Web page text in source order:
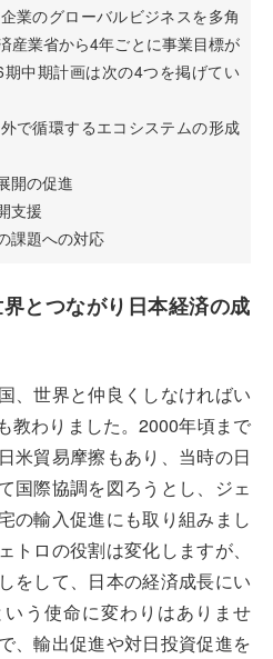
業のグローバルビジネスを多角
産業省から4年ごとに事業目標が
中期計画は次の4つを掲げてい
で循環するエコシステムの形成
開の促進
支援
課題への対応
とつながり日本経済の成
、世界と仲良くしなければい
教わりました。2000年頃まで
米貿易摩擦もあり、当時の日
国際協調を図ろうとし、ジェ
の輸入促進にも取り組みまし
トロの役割は変化しますが、
をして、日本の経済成長にい
う使命に変わりはありませ
、輸出促進や対日投資促進を